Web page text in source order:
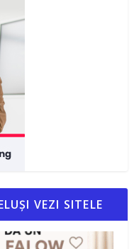
VEZI SITELE